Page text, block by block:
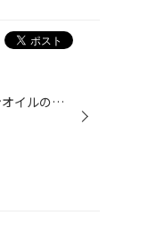
これはオススメです！ 使用中のエンジンオイルに添加することで、エンジンオイルの分散性能を向上させ、走行しながらエンジン内部をクリーニングすることのできるエンジンオイル添加剤です。 フラッシングオイルやフラッシング剤のようにオイル交換の作業を伴わないので、手軽にエンジン内部のクリ...